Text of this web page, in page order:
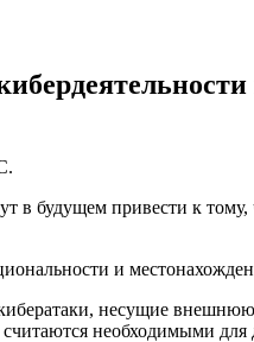
в будущем привести к
и
несущие
считаются необходимыми